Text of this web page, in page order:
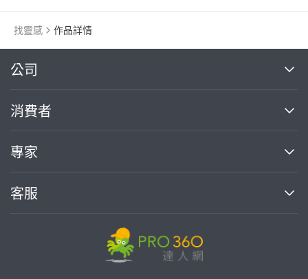
找靈感 作品詳情
公司
關於我們
部落格
加入我們
消費者
買服務
熱門服務
專家
案件中心
客服
繼續完成